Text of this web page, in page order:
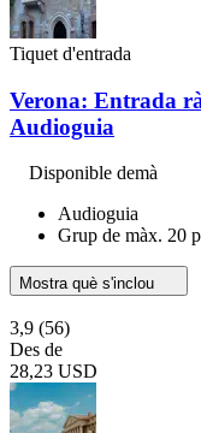
Tiquet d'entrada
Verona: Entrada
Audioguia
Disponible demà
Audioguia
Grup de màx. 20
Mostra què s'inclou
3,9 (56)
Des de
28,23 USD